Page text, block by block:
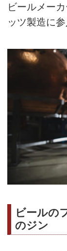
ビールメー
ッツ製造に
ビールの
のジン